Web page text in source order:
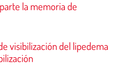
la memoria de
visibilización del lipedema